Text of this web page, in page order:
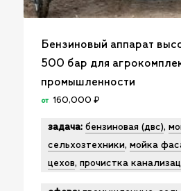
Бензиновый аппарат
500 бар для
промышленности
от 160,000 ₽
задача: бензиновая (двс),
сельхозтехники, мойка
цехов, прочистка